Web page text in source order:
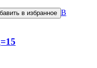
в избранное В